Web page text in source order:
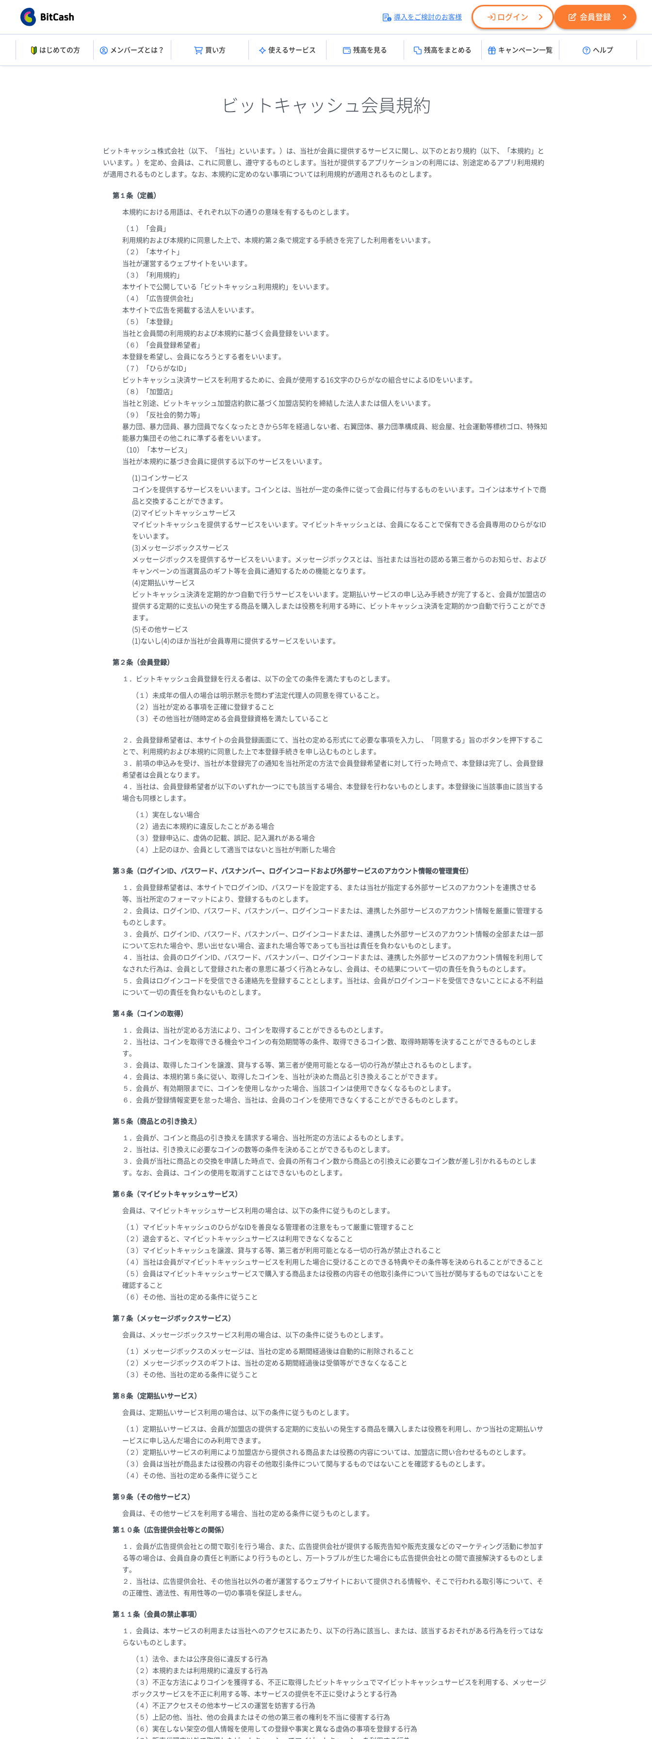
導入をご検討のお客様 ログイン 会員登録
はじめての方 メンバーズとは？ 買い方 使えるサービス 残高を見る 残高をまとめる キャンペーン一覧 ヘルプ
ビットキャッシュ会員規約
ビットキャッシュ株式会社（以下、「当社」といいます。）は、当社が会員に提供するサービスに関し、以下のとおり規約（以下、「本規約」と
いいます。）を定め、会員は、これに同意し、遵守するものとします。当社が提供するアプリケーションの利用には、別途定めるアプリ利用規約
が適用されるものとします。なお、本規約に定めのない事項については利用規約が適用されるものとします。
第１条（定義）
本規約における用語は、それぞれ以下の通りの意味を有するものとします。
（１）「会員」
利用規約および本規約に同意した上で、本規約第２条で規定する手続きを完了した利用者をいいます。
（２）「本サイト」
当社が運営するウェブサイトをいいます。
（３）「利用規約」
本サイトで公開している「ビットキャッシュ利用規約」をいいます。
（４）「広告提供会社」
本サイトで広告を掲載する法人をいいます。
（５）「本登録」
当社と会員間の利用規約および本規約に基づく会員登録をいいます。
（６）「会員登録希望者」
本登録を希望し、会員になろうとする者をいいます。
（７）「ひらがなID」
ビットキャッシュ決済サービスを利用するために、会員が使用する16文字のひらがなの組合せによるIDをいいます。
（８）「加盟店」
当社と別途、ビットキャッシュ加盟店約款に基づく加盟店契約を締結した法人または個人をいいます。
（９）「反社会的勢力等」
暴力団、暴力団員、暴力団員でなくなったときから5年を経過しない者、右翼団体、暴力団準構成員、総会屋、社会運動等標榜ゴロ、特殊知
能暴力集団その他これに準ずる者をいいます。
（10）「本サービス」
当社が本規約に基づき会員に提供する以下のサービスをいいます。
(1)コインサービス
コインを提供するサービスをいいます。コインとは、当社が一定の条件に従って会員に付与するものをいいます。コインは本サイトで商
品と交換することができます。
(2)マイビットキャッシュサービス
マイビットキャッシュを提供するサービスをいいます。マイビットキャッシュとは、会員になることで保有できる会員専用のひらがなID
をいいます。
(3)メッセージボックスサービス
メッセージボックスを提供するサービスをいいます。メッセージボックスとは、当社または当社の認める第三者からのお知らせ、および
キャンペーンの当選賞品のギフト等を会員に通知するための機能となります。
(4)定期払いサービス
ビットキャッシュ決済を定期的かつ自動で行うサービスをいいます。定期払いサービスの申し込み手続きが完了すると、会員が加盟店の
提供する定期的に支払いの発生する商品を購入しまたは役務を利用する時に、ビットキャッシュ決済を定期的かつ自動で行うことができ
ます。
(5)その他サービス
(1)ないし(4)のほか当社が会員専用に提供するサービスをいいます。
第２条（会員登録）
１．ビットキャッシュ会員登録を行える者は、以下の全ての条件を満たすものとします。
（１）未成年の個人の場合は明示黙示を問わず法定代理人の同意を得ていること。
（２）当社が定める事項を正確に登録すること
（３）その他当社が随時定める会員登録資格を満たしていること
２．会員登録希望者は、本サイトの会員登録画面にて、当社の定める形式にて必要な事項を入力し、「同意する」旨のボタンを押下するこ
とで、利用規約および本規約に同意した上で本登録手続きを申し込むものとします。
３．前項の申込みを受け、当社が本登録完了の通知を当社所定の方法で会員登録希望者に対して行った時点で、本登録は完了し、会員登録
希望者は会員となります。
４．当社は、会員登録希望者が以下のいずれか一つにでも該当する場合、本登録を行わないものとします。本登録後に当該事由に該当する
場合も同様とします。
（１）実在しない場合
（２）過去に本規約に違反したことがある場合
（３）登録申込に、虚偽の記載、誤記、記入漏れがある場合
（４）上記のほか、会員として適当ではないと当社が判断した場合
第３条（ログインID、パスワード、パスナンバー、ログインコードおよび外部サービスのアカウント情報の管理責任）
１．会員登録希望者は、本サイトでログインID、パスワードを設定する、または当社が指定する外部サービスのアカウントを連携させる
等、当社所定のフォーマットにより、登録するものとします。
２．会員は、ログインID、パスワード、パスナンバー、ログインコードまたは、連携した外部サービスのアカウント情報を厳重に管理する
ものとします。
３．会員が、ログインID、パスワード、パスナンバー、ログインコードまたは、連携した外部サービスのアカウント情報の全部または一部
について忘れた場合や、思い出せない場合、盗まれた場合等であっても当社は責任を負わないものとします。
４．当社は、会員のログインID、パスワード、パスナンバー、ログインコードまたは、連携した外部サービスのアカウント情報を利用して
なされた行為は、会員として登録された者の意思に基づく行為とみなし、会員は、その結果について一切の責任を負うものとします。
５．会員はログインコードを受信できる連絡先を登録することとします。当社は、会員がログインコードを受信できないことによる不利益
について一切の責任を負わないものとします。
第４条（コインの取得）
１．会員は、当社が定める方法により、コインを取得することができるものとします。
２．当社は、コインを取得できる機会やコインの有効期間等の条件、取得できるコイン数、取得時期等を決することができるものとしま
す。
３．会員は、取得したコインを譲渡、貸与する等、第三者が使用可能となる一切の行為が禁止されるものとします。
４．会員は、本規約第５条に従い、取得したコインを、当社が決めた商品と引き換えることができます。
５．会員が、有効期限までに、コインを使用しなかった場合、当該コインは使用できなくなるものとします。
６．会員が登録情報変更を怠った場合、当社は、会員のコインを使用できなくすることができるものとします。
第５条（商品との引き換え）
１．会員が、コインと商品の引き換えを請求する場合、当社所定の方法によるものとします。
２．当社は、引き換えに必要なコインの数等の条件を決めることができるものとします。
３．会員が当社に商品との交換を申請した時点で、会員の所有コイン数から商品との引換えに必要なコイン数が差し引かれるものとしま
す。なお、会員は、コインの使用を取消すことはできないものとします。
第６条（マイビットキャッシュサービス）
会員は、マイビットキャッシュサービス利用の場合は、以下の条件に従うものとします。
（１）マイビットキャッシュのひらがなIDを善良なる管理者の注意をもって厳重に管理すること
（２）退会すると、マイビットキャッシュサービスは利用できなくなること
（３）マイビットキャッシュを譲渡、貸与する等、第三者が利用可能となる一切の行為が禁止されること
（４）当社は会員がマイビットキャッシュサービスを利用した場合に受けることのできる特典やその条件等を決められることができること
（５）会員はマイビットキャッシュサービスで購入する商品または役務の内容その他取引条件について当社が関与するものではないことを
確認すること
（６）その他、当社の定める条件に従うこと
第７条（メッセージボックスサービス）
会員は、メッセージボックスサービス利用の場合は、以下の条件に従うものとします。
（１）メッセージボックスのメッセージは、当社の定める期間経過後は自動的に削除されること
（２）メッセージボックスのギフトは、当社の定める期間経過後は受領等ができなくなること
（３）その他、当社の定める条件に従うこと
第８条（定期払いサービス）
会員は、定期払いサービス利用の場合は、以下の条件に従うものとします。
（１）定期払いサービスは、会員が加盟店の提供する定期的に支払いの発生する商品を購入しまたは役務を利用し、かつ当社の定期払いサ
ービスに申し込んだ場合にのみ利用できます。
（２）定期払いサービスの利用により加盟店から提供される商品または役務の内容については、加盟店に問い合わせるものとします。
（３）会員は当社が商品または役務の内容その他取引条件について関与するものではないことを確認するものとします。
（４）その他、当社の定める条件に従うこと
第９条（その他サービス）
会員は、その他サービスを利用する場合、当社の定める条件に従うものとします。
第１０条（広告提供会社等との関係）
１．会員が広告提供会社との間で取引を行う場合、また、広告提供会社が提供する販売告知や販売支援などのマーケティング活動に参加す
る等の場合は、会員自身の責任と判断により行うものとし、万一トラブルが生じた場合にも広告提供会社との間で直接解決するものとしま
す。
２．当社は、広告提供会社、その他当社以外の者が運営するウェブサイトにおいて提供される情報や、そこで行われる取引等について、そ
の正確性、適法性、有用性等の一切の事項を保証しません。
第１１条（会員の禁止事項）
１．会員は、本サービスの利用または当社へのアクセスにあたり、以下の行為に該当し、または、該当するおそれがある行為を行ってはな
らないものとします。
（１）法令、または公序良俗に違反する行為
（２）本規約または利用規約に違反する行為
（３）不正な方法によりコインを獲得する、不正に取得したビットキャッシュでマイビットキャッシュサービスを利用する、メッセージ
ボックスサービスを不正に利用する等、本サービスの提供を不正に受けようとする行為
（４）不正アクセスその他本サービスの運営を妨害する行為
（５）上記の他、当社、他の会員またはその他の第三者の権利を不当に侵害する行為
（６）実在しない架空の個人情報を使用しての登録や事実と異なる虚偽の事項を登録する行為